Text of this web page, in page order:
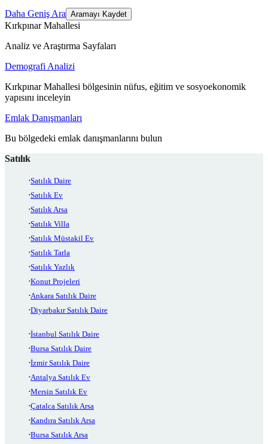
Daha Geniş Ara Aramayı Kaydet
Kırkpınar Mahallesi
Analiz ve Araştırma Sayfaları
Demografi Analizi
Kırkpınar Mahallesi bölgesinin nüfus, eğitim ve sosyoekonomik
yapısını inceleyin
Emlak Danışmanları
Bu bölgedeki emlak danışmanlarını bulun
Satılık
Satılık Daire
Satılık Ev
Satılık Arsa
Satılık Villa
Satılık Müstakil Ev
Satılık Tarla
Satılık Yazlık
Konut Projeleri
Ankara Satılık Daire
Diyarbakır Satılık Daire
İstanbul Satılık Daire
Bursa Satılık Daire
İzmir Satılık Daire
Antalya Satılık Ev
Mersin Satılık Ev
Çatalca Satılık Arsa
Kandıra Satılık Arsa
Bursa Satılık Arsa